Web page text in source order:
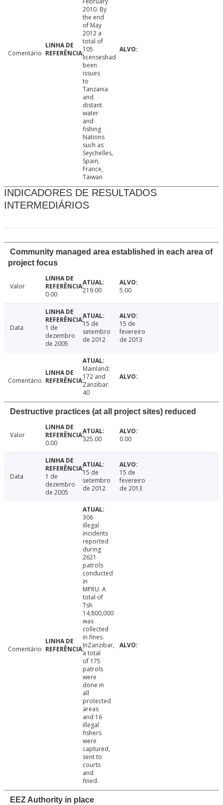
Comentário
2010. By
the end
of May
2012 a
total of
105
licenseshad
been
issues
to
Tanzania
and
distant
water
and
fishing
Nations
such as
Seychelles,
Spain,
France,
Taiwan
INDICADORES DE RESULTADOS
INTERMEDIÁRIOS
Community managed area established in each area of
project focus
Valor
0.00
219.00 5.00
Data
1 de
dezembro
de 2005
15 de
setembro
de 2012
15 de
fevereiro
de 2013
Comentário
Mainland:
172 and
Zanzibar:
40
Destructive practices (at all project sites) reduced
Valor
0.00
325.00 0.00
Data
1 de
dezembro
de 2005
15 de
setembro
de 2012
15 de
fevereiro
de 2013
Comentário
306
illegal
incidents
reported
during
2621
patrols
conducted
in
MPRU. A
total of
Tsh
14,800,000
was
collected
in fines.
InZanzibar,
a total
of 175
patrols
were
done in
all
protected
areas
and 16
illegal
fishers
were
captured,
sent to
courts
and
fined.
EEZ Authority in place